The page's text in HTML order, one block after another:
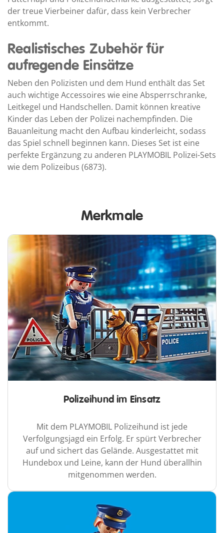
der treue Vierbeiner dafür, dass kein Verbrecher
entkommt.
Realistisches Zubehör für
aufregende Einsätze
Neben den Polizisten und dem Hund enthält das Set
auch wichtige Accessoires wie eine Absperrschranke,
Leitkegel und Handschellen. Damit können kreative
Kinder das Leben der Polizei nachempfinden. Die
Bauanleitung macht den Aufbau kinderleicht, sodass
das Spiel schnell beginnen kann. Dieses Set ist eine
perfekte Ergänzung zu anderen PLAYMOBIL Polizei-Sets
wie dem Polizeibus (6873).
Merkmale
Polizeihund im Einsatz
Mit dem PLAYMOBIL Polizeihund ist jede
Verfolgungsjagd ein Erfolg. Er spürt Verbrecher
auf und sichert das Gelände. Ausgestattet mit
Hundebox und Leine, kann der Hund überallhin
mitgenommen werden.